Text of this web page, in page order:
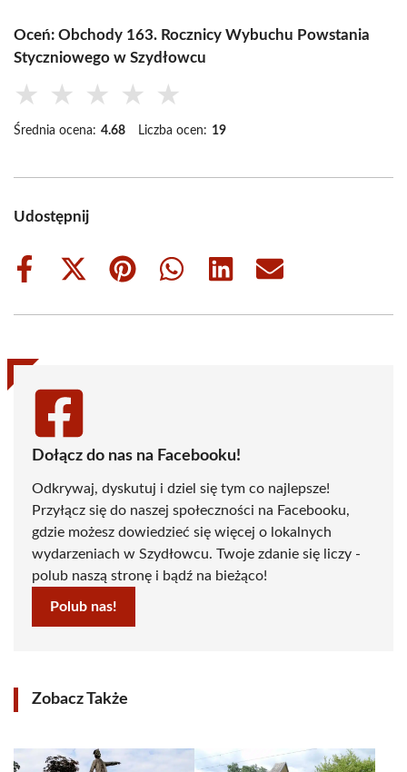
Oceń: Obchody 163. Rocznicy Wybuchu Powstania
Styczniowego w Szydłowcu
★ ★ ★ ★ ★
Średnia ocena: 4.68 Liczba ocen: 19
Udostępnij
Share
Share
(Twitter)
Share
Share
Share
Share
Dołącz do nas na Facebooku!
Odkrywaj, dyskutuj i dziel się tym co najlepsze!
Przyłącz się do naszej społeczności na Facebooku,
gdzie możesz dowiedzieć się więcej o lokalnych
wydarzeniach w Szydłowcu. Twoje zdanie się liczy -
polub naszą stronę i bądź na bieżąco!
Polub nas!
Zobacz Także